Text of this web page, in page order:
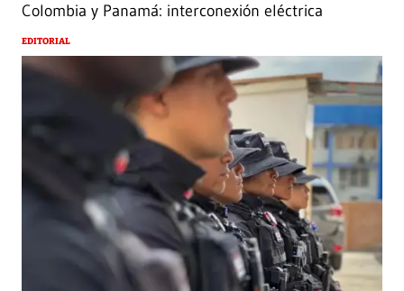
Colombia y Panamá: interconexión eléctrica
EDITORIAL